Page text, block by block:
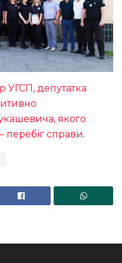
УГСП, депутатка
якого
перебіг справи.